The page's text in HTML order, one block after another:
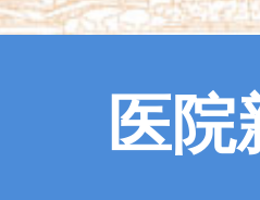
医院